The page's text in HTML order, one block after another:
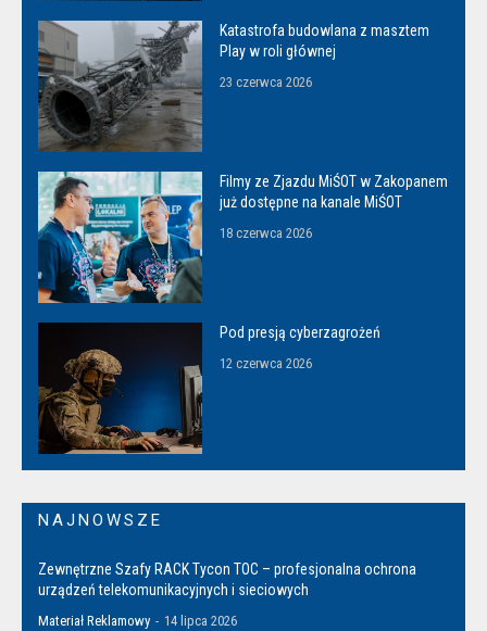
Katastrofa budowlana z masztem
Play w roli głównej
23 czerwca 2026
Filmy ze Zjazdu MiŚOT w Zakopanem
już dostępne na kanale MiŚOT
18 czerwca 2026
Pod presją cyberzagrożeń
12 czerwca 2026
NAJNOWSZE
Zewnętrzne Szafy RACK Tycon TOC – profesjonalna ochrona
urządzeń telekomunikacyjnych i sieciowych
Materiał Reklamowy - 14 lipca 2026